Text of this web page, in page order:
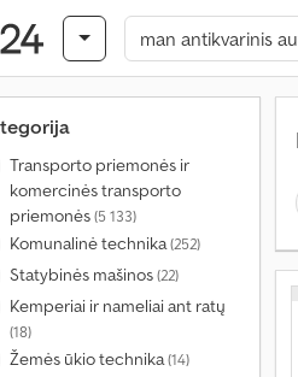
Transporto priemonės ir
komercinės transporto
priemonės(5 133)
Komunalinė technika(252)
Statybinės mašinos(22)
Kemperiai ir nameliai ant ratų
(18)
Žemės ūkio technika(14)